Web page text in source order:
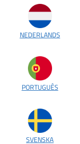
NEDERLANDS
PORTUGUÊS
SVENSKA